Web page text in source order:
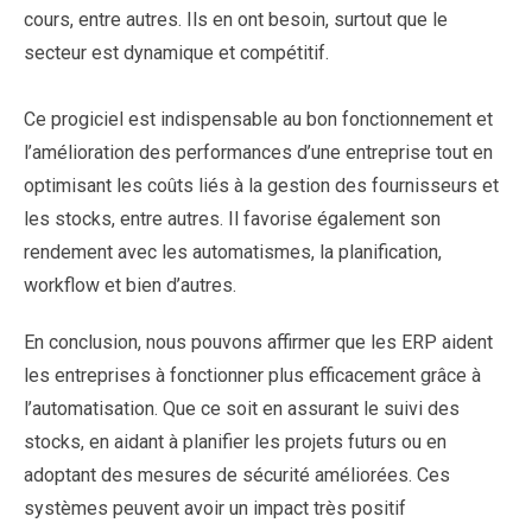
cours, entre autres. Ils en ont besoin, surtout que le
secteur est dynamique et compétitif.
Ce progiciel est indispensable au bon fonctionnement et
l’amélioration des performances d’une entreprise tout en
optimisant les coûts liés à la gestion des fournisseurs et
les stocks, entre autres. Il favorise également son
rendement avec les automatismes, la planification,
workflow et bien d’autres.
En conclusion, nous pouvons affirmer que les ERP aident
les entreprises à fonctionner plus efficacement grâce à
l’automatisation. Que ce soit en assurant le suivi des
stocks, en aidant à planifier les projets futurs ou en
adoptant des mesures de sécurité améliorées. Ces
systèmes peuvent avoir un impact très positif